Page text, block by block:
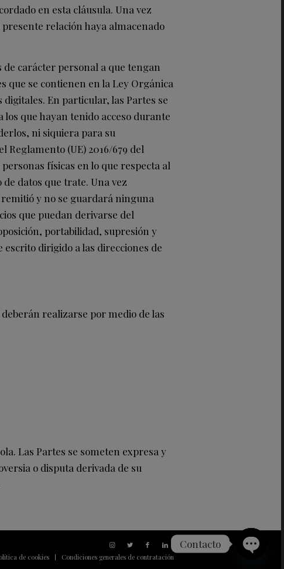
en esta cláusula. Una vez
relación haya almacenado
carácter personal a que tengan
que se contienen en la Ley Orgánica
digitales. En particular, las Partes se
que hayan tenido acceso durante
ni siquiera para su
Reglamento (UE) 2016/679 del
físicas en lo que respecta al
datos que trate. Una vez
y no se guardará ninguna
que puedan derivarse del
portabilidad, supresión y
dirigido a las direcciones de
realizarse por medio de las
Las Partes se someten expresa y
o disputa derivada de su
de cookies Condiciones generales de contratación
Contacto